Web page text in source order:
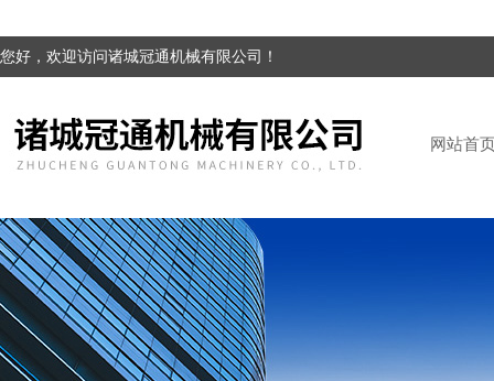
您好，欢迎访问诸城冠通机械有限公司！
网站首